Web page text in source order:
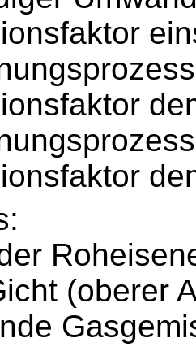
(oberer